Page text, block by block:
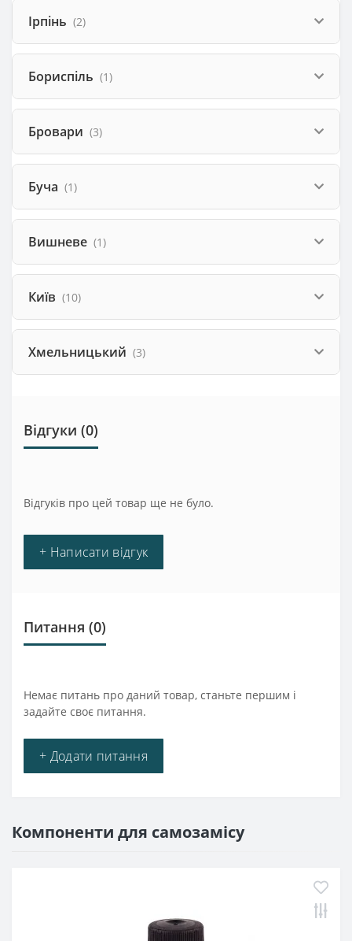
Ірпінь (2)
Бориспіль (1)
Бровари (3)
Буча (1)
Вишневе (1)
Київ (10)
Хмельницький (3)
Відгуки (0)
Відгуків про цей товар ще не було.
+ Написати відгук
Питання (0)
Немає питань про даний товар, станьте першим і
задайте своє питання.
+ Додати питання
Компоненти для самозамісу